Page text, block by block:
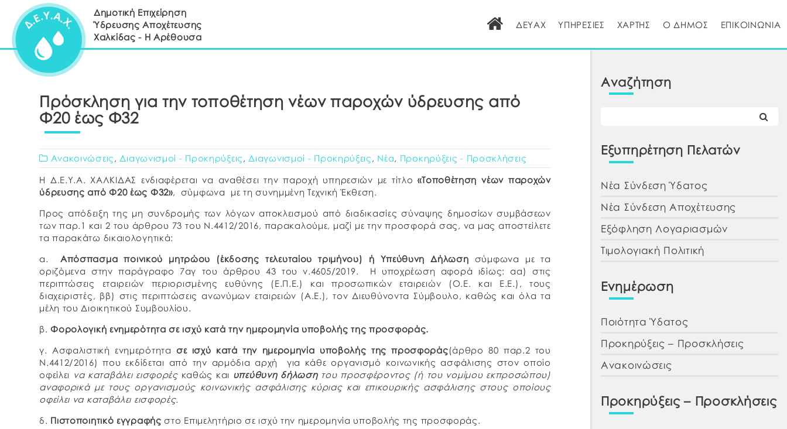
Δημοτική Επιχείρηση
Ύδρευσης Αποχέτευσης
Χαλκίδας - Η Αρέθουσα
ΔΕΥΑΧ ΥΠΗΡΕΣΙΕΣ ΧΑΡΤΗΣ Ο ΔΗΜΟΣ ΕΠΙΚΟΙΝΩΝΙΑ
Πρόσκληση για την τοποθέτηση νέων παροχών ύδρευσης από
Φ20 έως Φ32
Ανακοινώσεις , Διαγωνισμοί - Προκηρύξεις , Διαγωνισμοί - Προκηρύξεις , Νέα, Προκηρύξεις - Προσκλήσεις
Η Δ.Ε.Υ.Α. ΧΑΛΚΙΔΑΣ ενδιαφέρεται να αναθέσει την παροχή υπηρεσιών με τίτλο«Τοποθέτηση νέων παροχών
ύδρευσης από Φ20 έως Φ32», σύμφωνα με τη συνημμένη Τεχνική Έκθεση.
Προς απόδειξη της μη συνδρομής των λόγων αποκλεισμού από διαδικασίες σύναψης δημοσίων συμβάσεων
των παρ.1 και 2 του άρθρου 73 του Ν.4412/2016, παρακαλούμε, μαζί με την προσφορά σας, να μας αποστείλετε
τα παρακάτω δικαιολογητικά:
α.
Απόσπασμα ποινικού μητρώου (έκδοσης τελευταίου τριμήνου) ή Υπεύθυνη Δήλωση σύμφωνα με τα
οριζόμενα στην παράγραφο 7αγ του άρθρου 43 του ν.4605/2019. Η υποχρέωση αφορά ιδίως: αα) στις
περιπτώσεις εταιρειών περιορισμένης ευθύνης (Ε.Π.Ε.) και προσωπικών εταιρειών (Ο.Ε. και Ε.Ε.), τους
διαχειριστές, ββ) στις περιπτώσεις ανωνύμων εταιρειών (Α.Ε.), τον Διευθύνοντα Σύμβουλο, καθώς και όλα τα
μέλη του Διοικητικού Συμβουλίου.
β.Φορολογική ενημερότητα σε ισχύ κατά την ημερομηνία υποβολής της προσφοράς.
γ. Ασφαλιστική ενημερότητασε ισχύ κατά την ημερομηνία υποβολής της προσφοράς(άρθρο 80 παρ.2 του
Ν.4412/2016) που εκδίδεται από την αρμόδια αρχή για κάθε οργανισμό κοινωνικής ασφάλισης στον οποίο
οφείλει να καταβάλει εισφορέςκαθώς και υπεύθυνη δήλωσητου προσφέροντος (ή του νομίμου εκπροσώπου)
αναφορικά με τους οργανισμούς κοινωνικής ασφάλισης κύριας και επικουρικής ασφάλισης στους οποίους
οφείλει να καταβάλει εισφορές.
δ. Πιστοποιητικό εγγραφής στο Επιμελητήριο σε ισχύ την ημερομηνία υποβολής της προσφοράς.
Αναζήτηση
Εξυπηρέτηση Πελατών
Νέα Σύνδεση Ύδατος
Νέα Σύνδεση Αποχέτευσης
Εξόφληση Λογαριασμών
Τιμολογιακή Πολιτική
Ενημέρωση
Ποιότητα Ύδατος
Προκηρύξεις – Προσκλήσεις
Ανακοινώσεις
Προκηρύξεις – Προσκλήσεις